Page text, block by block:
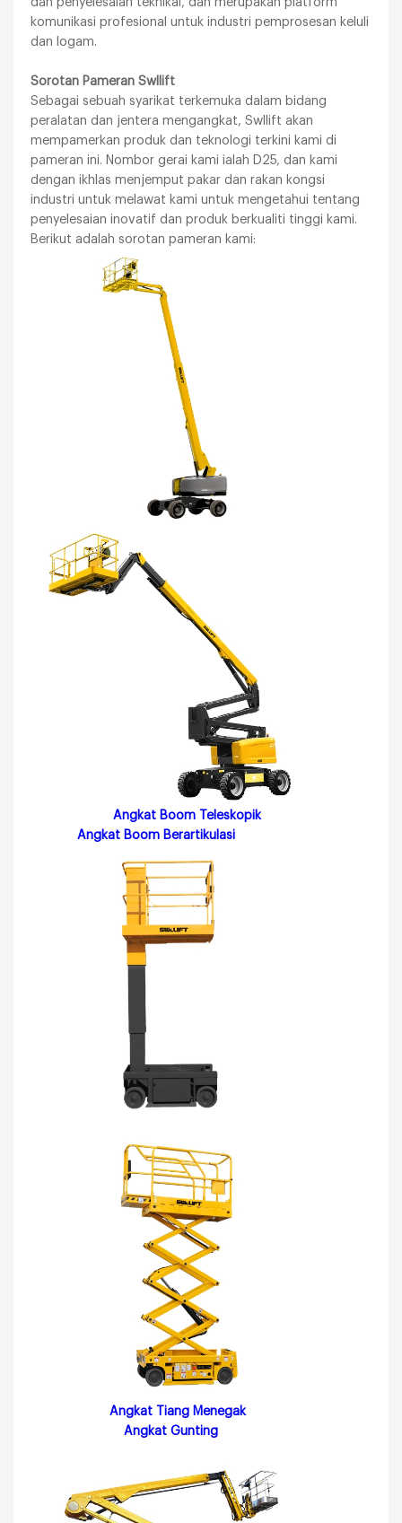
komunikasi profesional untuk industri pemprosesan keluli
dan logam.
Sorotan Pameran Swllift
Sebagai sebuah syarikat terkemuka dalam bidang
peralatan dan jentera mengangkat, Swllift akan
mempamerkan produk dan teknologi terkini kami di
pameran ini. Nombor gerai kami ialah D25, dan kami
dengan ikhlas menjemput pakar dan rakan kongsi
industri untuk melawat kami untuk mengetahui tentang
penyelesaian inovatif dan produk berkualiti tinggi kami.
Berikut adalah sorotan pameran kami:
Angkat Boom Teleskopik
Angkat Boom Berartikulasi
Angkat Tiang Menegak
Angkat Gunting